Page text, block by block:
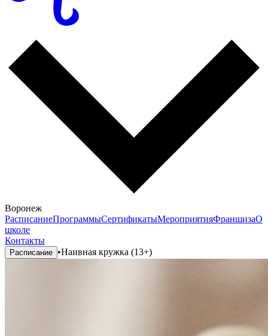
Воронеж
РасписаниеПрограммыСертификатыМероприятияФраншизаО
школе
Контакты
Расписание •Наивная кружка (13+)